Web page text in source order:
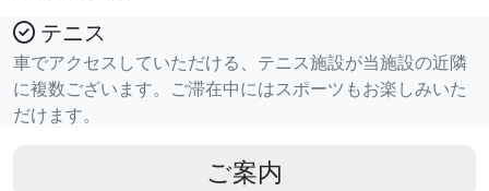
テニス
車でアクセスしていただける、テニス施設が当施設の近隣
に複数ございます。ご滞在中にはスポーツもお楽しみいた
だけます。
ご案内